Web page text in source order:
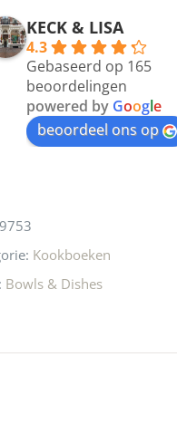
KECK & LISA
4.3
Gebaseerd op 165
beoordelingen
powered by Google
beoordeel ons op
12 maanden geleden
Waarom in hemelsnaam
de woonwinkel op de
klippen  laten lopen?
moeten nu de design
9753
Kookboeken
Bowls & Dishes